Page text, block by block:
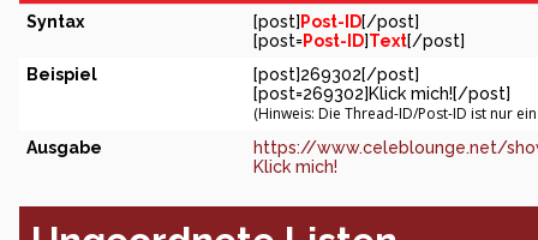
Syntax [post] Post-ID[/post]
[post=Post-ID]Text[/post]
Beispiel
[post]269302[/post]
[post=269302]Klick mich![/post]
(Hinweis: Die Thread-ID/Post-ID ist nur
Ausgabe
https://www.celeblounge.net/
Klick mich!